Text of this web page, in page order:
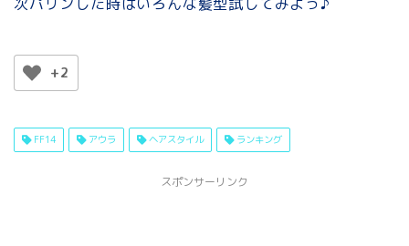
+2
FF14 アウラ ヘアスタイル ランキング
スポンサーリンク